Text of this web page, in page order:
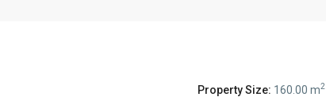
Property Size: 160.00 m2